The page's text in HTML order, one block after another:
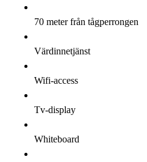
70 meter från tågperrongen
Värdinnetjänst
Wifi-access
Tv-display
Whiteboard